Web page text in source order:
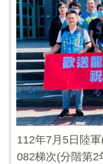
112年7月5日陸
082梯次(分階第2